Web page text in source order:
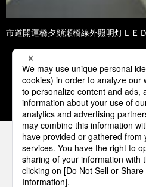
市道開運橋夕顔瀬橋線外照明灯ＬＥ
1 2 3
パナソニックの電気設